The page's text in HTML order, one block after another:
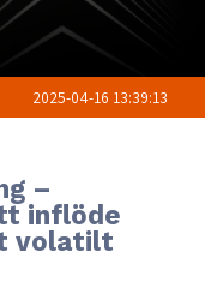
2025-04-16 13:39:13
–
inflöde
volatilt